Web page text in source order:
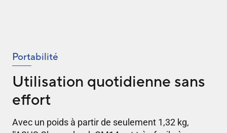
Portabilité
Utilisation quotidienne sans
effort
Avec un poids à partir de seulement 1,32 kg,